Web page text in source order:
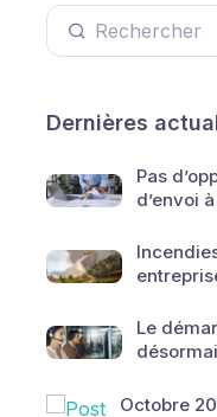
Dernières
Pas
d’envoi
Le
Octobre